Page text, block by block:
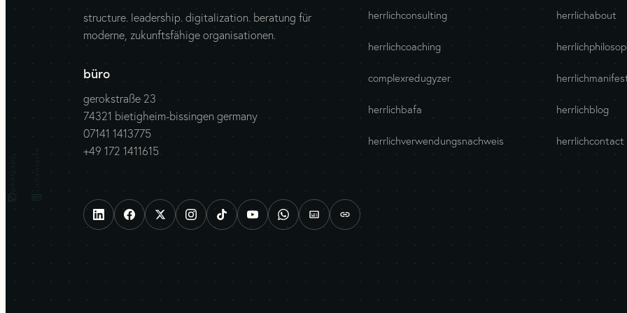
structure. leadership. digitalization. beratung für
moderne, zukunftsfähige organisationen.
büro
gerokstraße 23
74321 bietigheim-bissingen germany
07141 1413775
+49 172 1411615
herrlichconsulting
herrlichcoaching
complexredugyzer
herrlichbafa
herrlichverwendungsnachweis
herrlichabout
herrlichblog
herrlichcontact